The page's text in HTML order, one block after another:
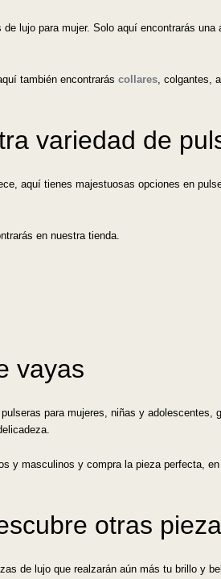
lujo para mujer. Solo aquí encontrarás
también encontrarás collares, colgantes,
variedad de
aquí tienes majestuosas opciones en
en nuestra tienda.
vayas
para mujeres, niñas y
y masculinos y compra la pieza perfecta,
otras
de lujo que realzarán aún más tu brillo y